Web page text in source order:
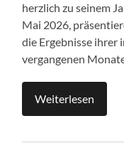
herzlich zu seinem
Mai 2026,
die Ergebnisse ihrer
vergangenen
Weiterlesen